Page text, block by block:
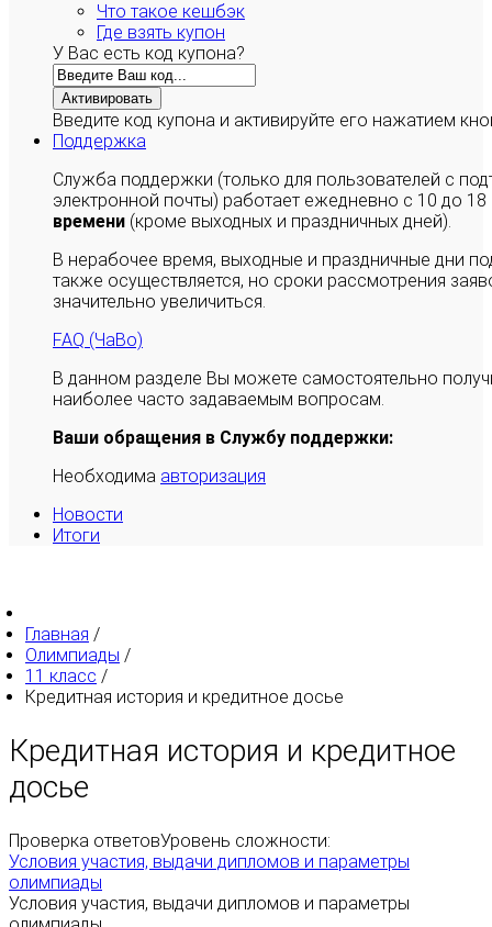
Что такое кешбэк
Где взять купон
У Вас есть код купона?
Активировать
Введите код купона и активируйте его нажатием
Поддержка
Служба поддержки (только для пользователей с
электронной почты) работает ежедневно с 10 до
времени (кроме выходных и праздничных дней).
В нерабочее время, выходные и праздничные дни
также осуществляется, но сроки рассмотрения
значительно увеличиться.
FAQ (ЧаВо)
В данном разделе Вы можете самостоятельно
наиболее часто задаваемым вопросам.
Ваши обращения в Службу поддержки:
Необходима авторизация
Новости
Итоги
Главная /
Олимпиады /
11 класс /
Кредитная история и кредитное досье
Кредитная история и кредитное
досье
Проверка ответовУровень сложности:
Условия участия, выдачи дипломов и параметры
олимпиады
Условия участия, выдачи дипломов и параметры